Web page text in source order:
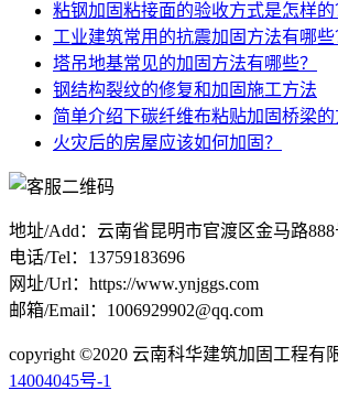
粘钢加固粘接面的验收方式是怎样的
工业建筑常用的抗震加固方法有哪些
塔吊地基常见的加固方法有哪些？
钢结构裂纹的修复和加固施工方法
简单介绍下碳纤维布粘贴加固桥梁的
火灾后的房屋应该如何加固？
地址/Add：云南省昆明市官渡区金马路
电话/Tel：13759183696
网址/Url：https://www.ynjggs.com
邮箱/Email：1006929902@qq.com
copyright ©2020 云南科华建筑加固工程有
14004045号-1